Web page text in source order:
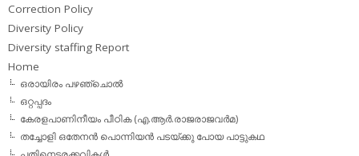
Correction Policy
Diversity Policy
Diversity staffing Report
Home
ഒരായിരം പഴഞ്ചൊല്‍
ഒറ്റപ്പദം
കേരളപാണിനീയം പീഠിക (എ.ആര്‍.രാജരാജവര്‍മ)
തച്ചോളി ഒതേനൻ പൊന്നിയൻ പടയ്‌ക്കു പോയ പാട്ടുകഥ